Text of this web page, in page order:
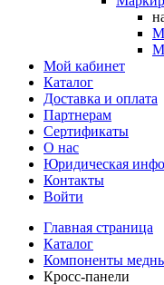
Мой кабинет
Каталог
Доставка и оплата
Партнерам
Сертификаты
О нас
Юридическая
Контакты
Войти
Главная страница
Каталог
Компоненты
Кросс-панели